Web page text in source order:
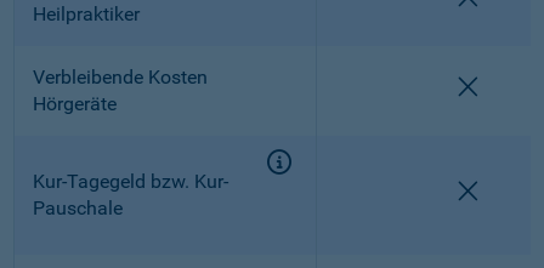
Heilpraktiker
Verbleibende Kosten
Hörgeräte
Kur-Tagegeld bzw. Kur-
Pauschale